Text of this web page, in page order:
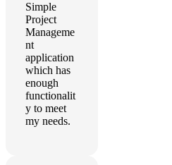
Simple
Project
Manageme
nt
application
which has
enough
functionalit
y to meet
my needs.